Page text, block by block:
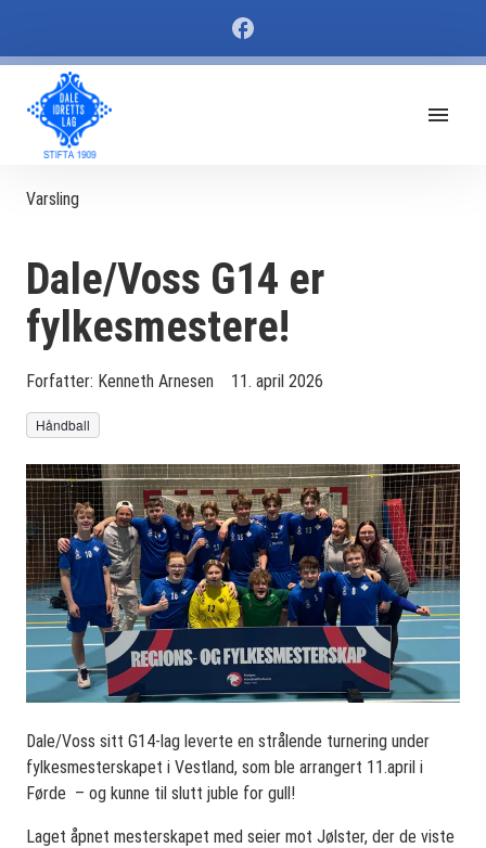
Varsling
Dale/Voss G14 er
fylkesmestere!
Forfatter: Kenneth Arnesen 11. april 2026
Håndball
Dale/Voss sitt G14-lag leverte en strålende turnering under
fylkesmesterskapet i Vestland, som ble arrangert 11.april i
Førde – og kunne til slutt juble for gull!
Laget åpnet mesterskapet med seier mot Jølster, der de viste